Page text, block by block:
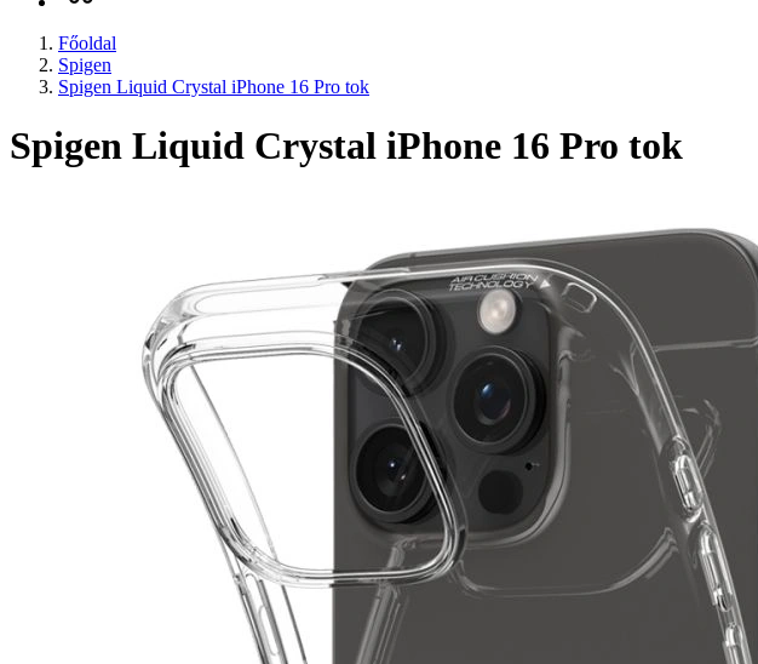
Főoldal
Spigen
Spigen Liquid Crystal iPhone 16 Pro tok
Spigen Liquid Crystal iPhone 16 Pro tok